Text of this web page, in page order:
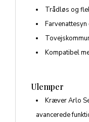
Trådløs og
Kompatibel
Ulemper
Kræver Arlo
avancerede